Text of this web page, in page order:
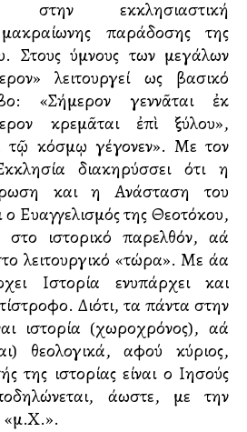
στην εκκλησιαστική
παράδοσης της
Στους ύμνους των μεγάλων
λειτουργεί ως βασικό
«Σήμερον γεννᾶται ἐκ
κρεμᾶται ἐπὶ ξύλου»,
τῷ κόσμῳ γέγονεν». Με τον
διακηρύσσει ότι η
και η Ανάσταση του
Ευαγγελισμός της Θεοτόκου,
ιστορικό παρελθόν, αλλά
λειτουργικό «τώρα». Με άλλα
Ιστορία ενυπάρχει και
Διότι, τα πάντα στην
ιστορία (χωροχρόνος), αλλά
θεολογικά, αφού κύριος,
της ιστορίας είναι ο Ιησούς
άλλωστε, με την